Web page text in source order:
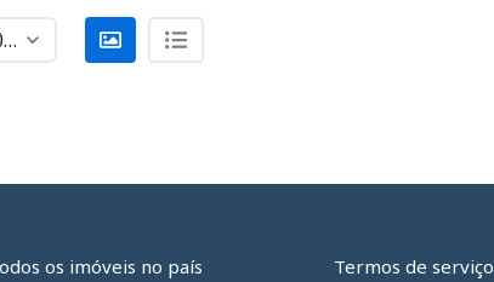
os imóveis no país
Termos de serviço